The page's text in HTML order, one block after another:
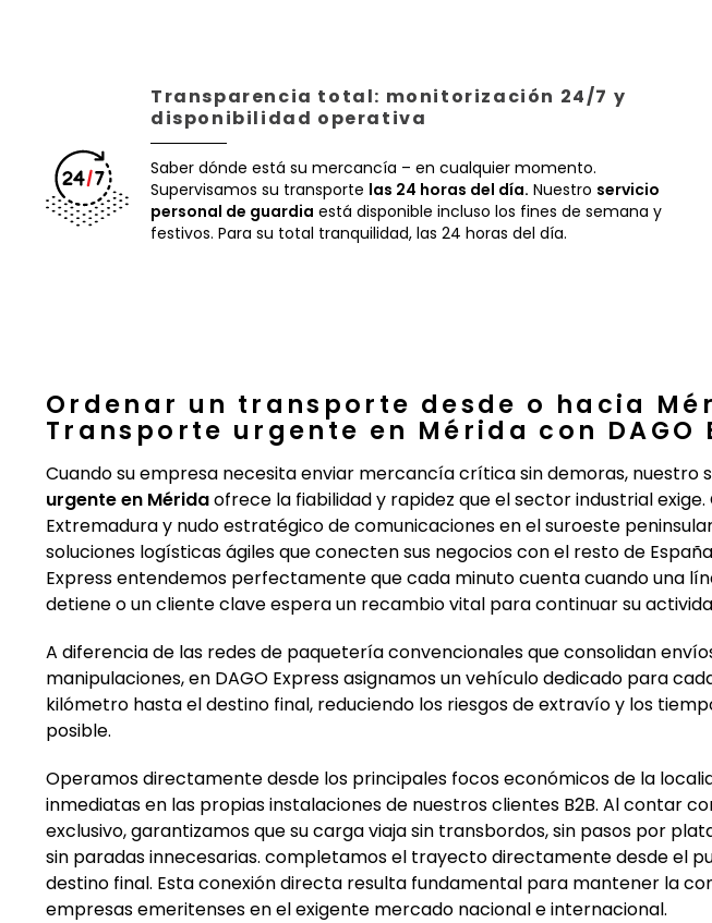
Transparencia total: monitorización 24/7 y
disponibilidad operativa
Saber dónde está su mercancía – en cualquier momento.
Supervisamos su transporte las 24 horas del día. Nuestro servicio
personal de guardia está disponible incluso los fines de semana y
festivos. Para su total tranquilidad, las 24 horas del día.
Ordenar un transporte desde o hacia
Transporte urgente en Mérida con DAGO
Cuando su empresa necesita enviar mercancía crítica sin demoras, nuestro
urgente en Méridaofrece la fiabilidad y rapidez que el sector industrial
Extremadura y nudo estratégico de comunicaciones en el suroeste
soluciones logísticas ágiles que conecten sus negocios con el resto de
Express entendemos perfectamente que cada minuto cuenta cuando una
detiene o un cliente clave espera un recambio vital para continuar su
A diferencia de las redes de paquetería convencionales que consolidan
manipulaciones, en DAGO Express asignamos un vehículo dedicado para
kilómetro hasta el destino final, reduciendo los riesgos de extravío y los
posible.
Operamos directamente desde los principales focos económicos de la
inmediatas en las propias instalaciones de nuestros clientes B2B. Al contar
exclusivo, garantizamos que su carga viaja sin transbordos, sin pasos por
sin paradas innecesarias. completamos el trayecto directamente desde el
destino final. Esta conexión directa resulta fundamental para mantener la
empresas emeritenses en el exigente mercado nacional e internacional.